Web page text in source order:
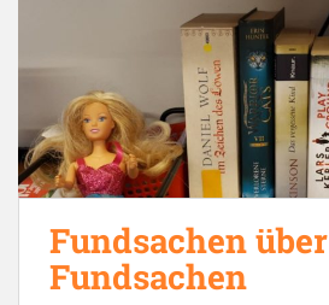
Fundsachen über
Fundsachen